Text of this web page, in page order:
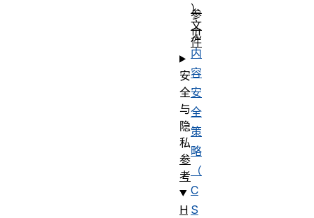
参
见
内
容
安
全
策
略
（
C
S
）
文
件
安
全
与
隐
私
参
考
H